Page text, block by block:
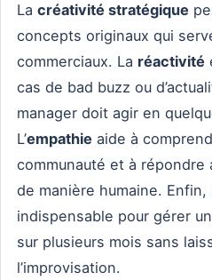
La créativité stratégique
concepts originaux qui
commerciaux. La réactivité
cas de bad buzz ou
manager doit agir en
L’empathie aide à
communauté et à répondre
de manière humaine. Enfin,
indispensable pour gérer
sur plusieurs mois sans
l’improvisation.